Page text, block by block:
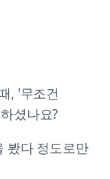
, '무조건
셨나요?
봤다 정도로만